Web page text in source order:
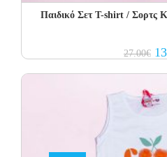
Παιδικό Σετ T-shirt / Σορτς
27.00€